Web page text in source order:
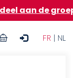
FR | NL
User